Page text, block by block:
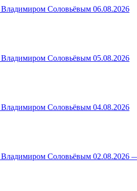
Владимиром Соловьёвым 06.08.2026
Владимиром Соловьёвым 05.08.2026
Владимиром Соловьёвым 04.08.2026
Владимиром Соловьёвым 02.08.2026